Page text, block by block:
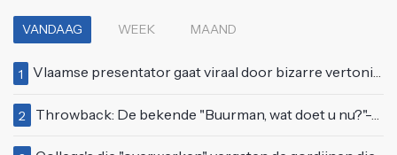
VANDAAG WEEK MAAND
1 Vlaamse presentator gaat viraal door bizarre vertoning op live televisie: "Helemaal stijf van de bloem"
2 Throwback: De bekende "Buurman, wat doet u nu?"-scène uit Flodder met Tatjana Šimić